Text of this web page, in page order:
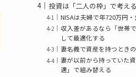
投資は「二人の枠」で考える
NISAは夫婦で年720万円
収入差があるなら「世帯
して最適化する
妻名義で資産を持つとき
妻が以前から持っていた
適」で組み替える